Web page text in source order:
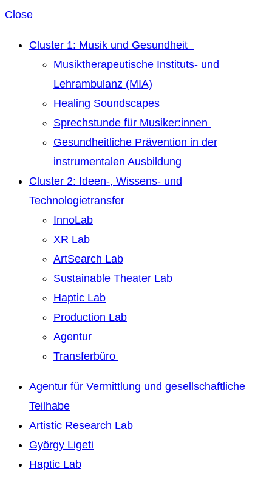
Close
Cluster 1: Musik und Gesundheit
Musiktherapeutische Instituts- und
Lehrambulanz (MIA)
Healing Soundscapes
Sprechstunde für Musiker:innen
Gesundheitliche Prävention in der
instrumentalen Ausbildung
Cluster 2: Ideen-, Wissens- und
Technologietransfer
InnoLab
XR Lab
ArtSearch Lab
Sustainable Theater Lab
Haptic Lab
Production Lab
Agentur
Transferbüro
Agentur für Vermittlung und gesellschaftliche
Teilhabe
Artistic Research Lab
György Ligeti
Haptic Lab